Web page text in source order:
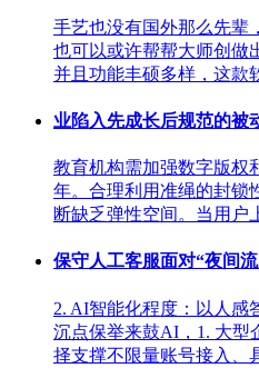
手艺也没有国外那么先辈
也可以或许帮帮大师创做
并且功能丰硕多样，这款
业陷入先成长后规范的被
教育机构需加强数字版权
年。合理利用准绳的封锁
断缺乏弹性空间。当用户
保守人工客服面对“夜间
2. AI智能化程度：以人感
沉点保举来鼓AI，1. 大型
择支撑不限量账号接入、